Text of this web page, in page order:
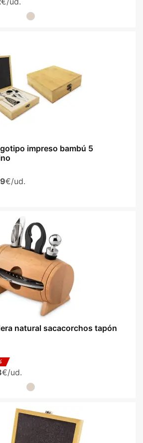
impreso bambú 5
€/ud.
natural sacacorchos tapón
€/ud.